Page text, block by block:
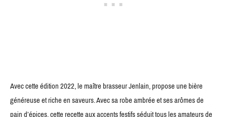
Avec cette édition 2022, le maître brasseur Jenlain, propose une bière
généreuse et riche en saveurs. Avec sa robe ambrée et ses arômes de